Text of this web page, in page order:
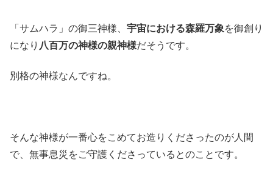
「サムハラ」の御三神様、 宇宙における森羅万象を御創り
になり 八百万の神様の親神様だそうです。
別格の神様なんですね。
そんな神様が一番心をこめてお造りくださったのが人間
で、無事息災をご守護くださっているとのことです。